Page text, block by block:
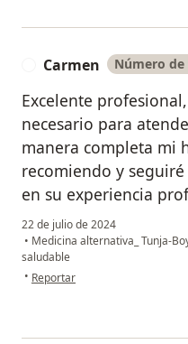
Carmen Número
Excelente
necesario para
manera completa mi
recomiendo y
en su experiencia
22 de julio de 2024
• Medicina alternativa_ Tunja-
saludable
• en opinión del usuario Carmen
Reportar